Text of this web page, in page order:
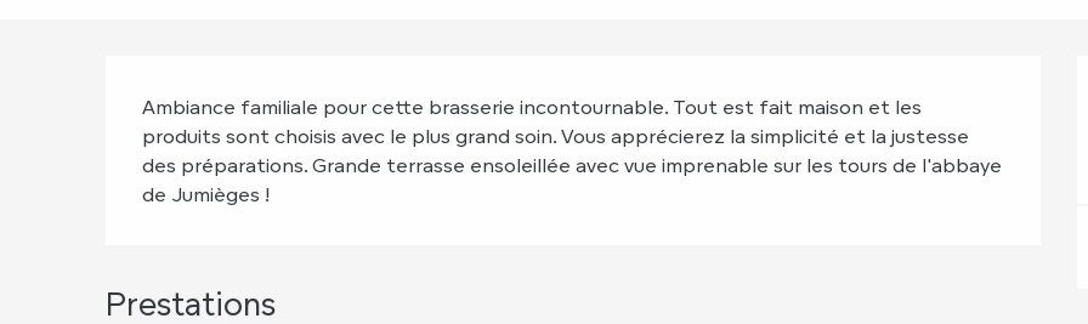
Description
Ambiance familiale pour cette brasserie incontournable. Tout est fait maison et les
produits sont choisis avec le plus grand soin. Vous apprécierez la simplicité et la justesse
des préparations. Grande terrasse ensoleillée avec vue imprenable sur les tours de l'abbaye
de Jumièges !
Prestations